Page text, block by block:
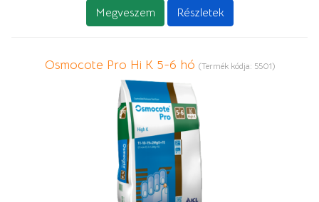
Megveszem Részletek
Osmocote Pro Hi K 5-6 hó (Termék kódja: 5501)